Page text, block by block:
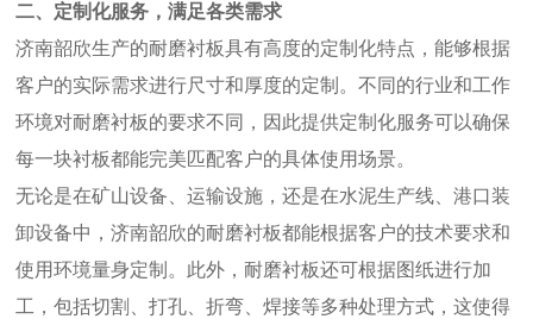
二、定制化服务，满足各类需求
济南韶欣生产的耐磨衬板具有高度的定制化特点，能够根据
客户的实际需求进行尺寸和厚度的定制。不同的行业和工作
环境对耐磨衬板的要求不同，因此提供定制化服务可以确保
每一块衬板都能完美匹配客户的具体使用场景。
无论是在矿山设备、运输设施，还是在水泥生产线、港口装
卸设备中，济南韶欣的耐磨衬板都能根据客户的技术要求和
使用环境量身定制。此外，耐磨衬板还可根据图纸进行加
工，包括切割、打孔、折弯、焊接等多种处理方式，这使得